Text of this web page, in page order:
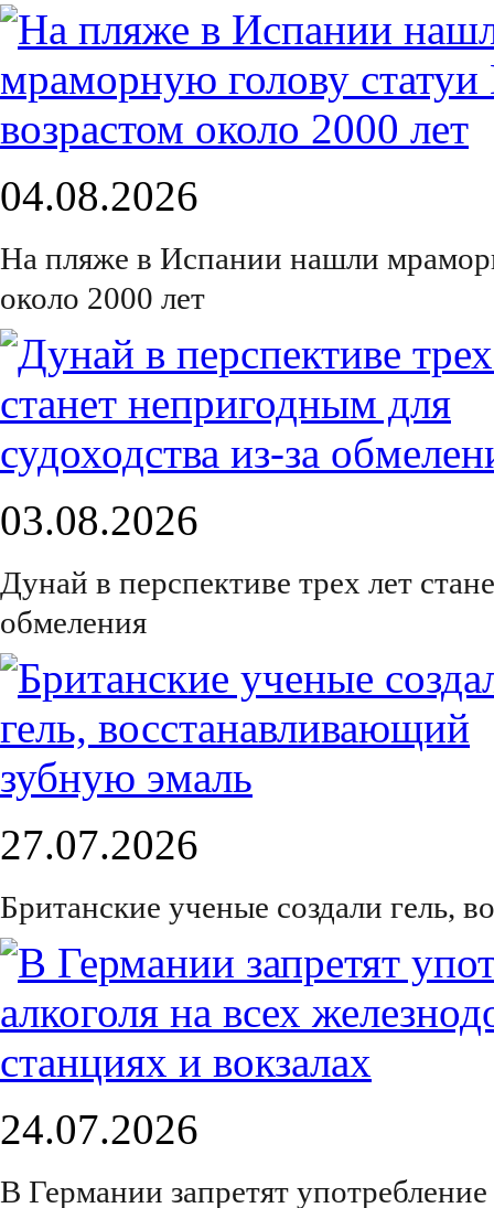
04.08.2026
На пляже в Испании нашли
около 2000 лет
03.08.2026
Дунай в перспективе трех лет
обмеления
27.07.2026
Британские ученые создали гель,
24.07.2026
В Германии запретят